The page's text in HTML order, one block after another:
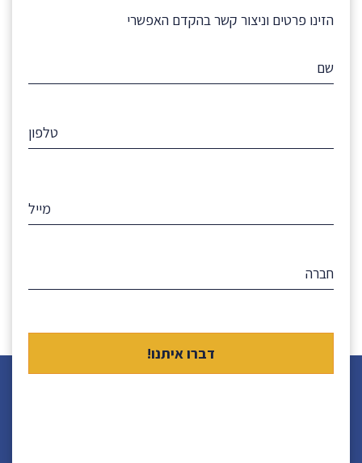
הזינו פרטים וניצור קשר בהקדם האפשרי